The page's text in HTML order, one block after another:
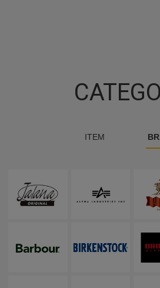
ITEM